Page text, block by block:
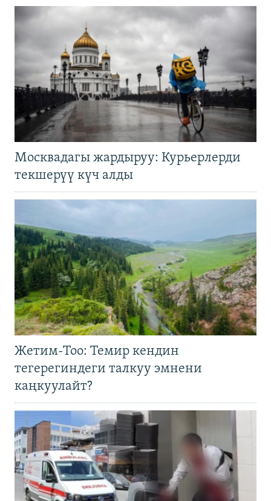
Москвадагы жардыруу: Курьерлерди
текшерүү күч алды
Жетим-Тоо: Темир кендин
тегерегиндеги талкуу эмнени
каңкуулайт?